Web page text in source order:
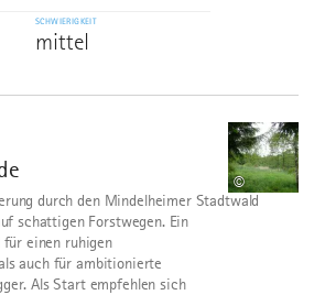
SCHWIERIGKEIT
mittel
©
durch den Mindelheimer Stadtwald
schattigen Forstwegen. Ein
für einen ruhigen
auch für ambitionierte
Als Start empfehlen sich